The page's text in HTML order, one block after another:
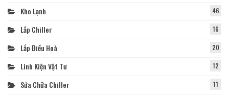
Kho Lạnh 46
Lắp Chiller 16
Lắp Điều Hoà 20
Linh Kiện Vật Tư 12
Sửa Chữa Chiller 11